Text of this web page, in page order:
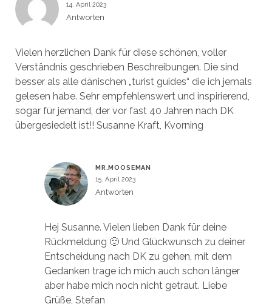
14. April 2023
Antworten
Vielen herzlichen Dank für diese schönen, voller
Verständnis geschrieben Beschreibungen. Die sind
besser als alle dänischen „turist guides“ die ich jemals
gelesen habe. Sehr empfehlenswert und inspirierend,
sogar für jemand, der vor fast 40 Jahren nach DK
übergesiedelt ist!! Susanne Kraft, Kvorning
MR.MOOSEMAN
15. April 2023
Antworten
Hej Susanne. Vielen lieben Dank für deine
Rückmeldung 🙂 Und Glückwunsch zu deiner
Entscheidung nach DK zu gehen, mit dem
Gedanken trage ich mich auch schon länger
aber habe mich noch nicht getraut. Liebe
Grüße, Stefan